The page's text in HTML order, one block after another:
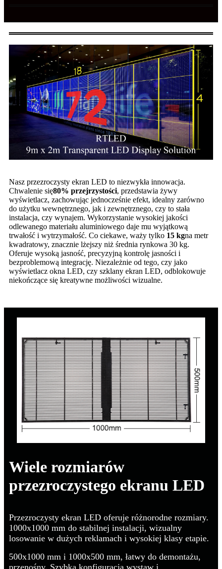
Nasz przezroczysty ekran LED to niezwykła innowacja.
Chwalenie się80% przejrzystości, przedstawia żywy
wyświetlacz, zachowując jednocześnie efekt, idealny zarówno
do użytku wewnętrznego, jak i zewnętrznego, czy to stała
instalacja, czy wynajem. Wykorzystanie wysokiej jakości
odlewanego materiału aluminiowego daje mu wyjątkową
trwałość i wytrzymałość. Co ciekawe, waży tylko 15 kgna metr
kwadratowy, znacznie lżejszy niż średnia rynkowa 30 kg.
Oferuje wysoką jasność, precyzyjną kontrolę jasności i
bezproblemową integrację. Niezależnie od tego, czy jako
wyświetlacz okna LED, czy szklany ekran LED, odblokowuje
niekończące się kreatywne możliwości wizualne.
Wiele rozmiarów
przezroczystego ekranu LED
Przezroczysty ekran LED oferuje różnorodne rozmiary.
1000x1000 mm do stabilnej instalacji, wizualny
losowanie w dużych reklamach i wysokiej klasy etapie.
500x1000 mm i 1000x500 mm, łatwy do demontażu,